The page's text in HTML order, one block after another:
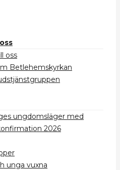
oss
Betlehemskyrkan
ungdomsläger med
2026
unga vuxna